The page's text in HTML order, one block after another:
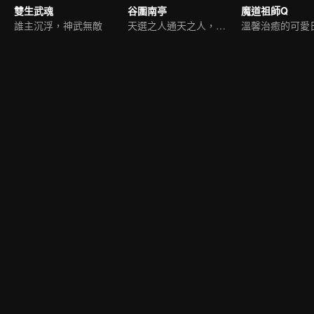
雙生武魂
誰主沉浮，神武無敵
谷圍南亭
天選之人通天之人，開戰
魔道祖師Q
溫馨治癒的可愛